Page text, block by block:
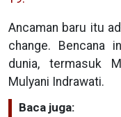
Ancaman baru itu
change. Bencana
dunia, termasuk
Mulyani Indrawati.
Baca juga: